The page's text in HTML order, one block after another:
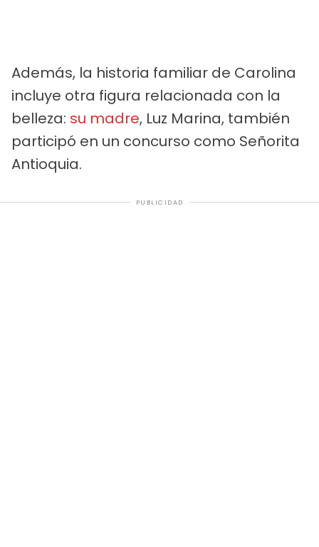
Además, la historia familiar de Carolina
incluye otra figura relacionada con la
belleza: su madre, Luz Marina, también
participó en un concurso como Señorita
Antioquia.
PUBLICIDAD